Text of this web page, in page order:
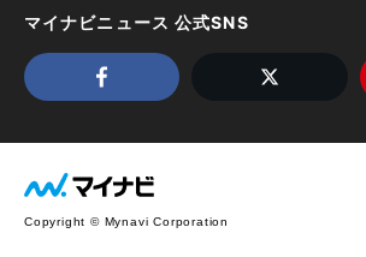
マイナビニュース 公式SNS
Copyright © Mynavi Corporation